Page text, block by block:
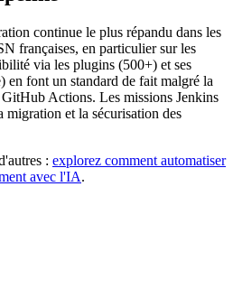
continue le plus répandu dans les
françaises, en particulier sur les
via les plugins (500+) et ses
en font un standard de fait malgré la
Actions. Les missions Jenkins
migration et la sécurisation des
: explorez comment automatiser
avec l'IA.